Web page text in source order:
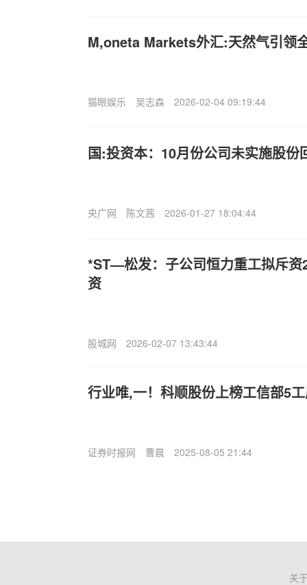
M,oneta Markets外汇:天然气引领
猫眼娱乐 吴志森 2026-02-04 09:19:44
国:投资本：10月份公司未实施股份
央广网 陈文茜 2026-01-27 18:04:44
*ST—松发：子公司恒力重工拟斥资
资
股城网 2026-02-07 13:43:44
行业唯,一！科顺股份上榜工信部5
证券时报网 曹晨 2025-08-05 21:44
关